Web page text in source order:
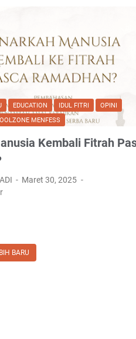
EDUCATION IDUL FITRI
OPINI
MENFESS
Kembali Fitrah
Maret 30, 2025
BARU